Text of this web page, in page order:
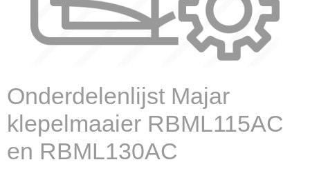
Onderdelenlijst Majar
klepelmaaier RBML115AC
en RBML130AC